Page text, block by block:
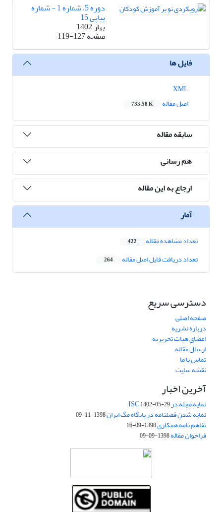
دوره 5، شماره 1 - شماره
پیاپی 15
بهار 1402
صفحه119-127
فایل ها
اصل مقاله
733.58 K
سابقه مقاله
هم رسانی
ارجاع به این مقاله
آمار
تعداد مشاهده مقاله 422
تعداد دریافت فایل اصل مقاله 264
دسترسی سریع
صفحه اصلی
درباره نشریه
اعضای هیات تحریریه
ارسال مقاله
تماس با ما
نقشه سایت
آخرین اخبار
نمایه مجله در ISC1402-05-29
نمایه شدن فصلنامه در پایگاه مگ ایران1398-11-09
تفاهم نامه همکاری1398-09-16
فراخوان مقاله1398-09-09